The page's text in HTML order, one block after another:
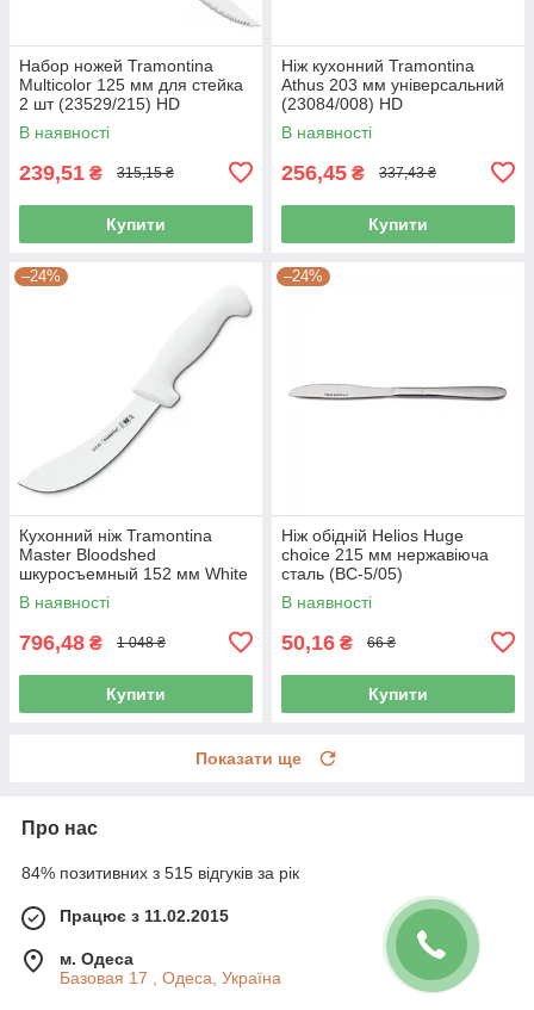
Набор ножей Tramontina
Multicolor 125 мм для стейка
2 шт (23529/215) HD
В наявності
239,51 ₴ 315,15 ₴
Купити
Ніж кухонний Tramontina
Athus 203 мм універсальний
(23084/008) HD
В наявності
256,45 ₴ 337,43 ₴
Купити
–24%
Кухонний ніж Tramontina
Master Bloodshed
шкуросъемный 152 мм White
(24606/086) HD
В наявності
796,48 ₴ 1 048 ₴
Купити
–24%
Ніж обідній Helios Huge
choice 215 мм нержавіюча
сталь (BC-5/05)
В наявності
50,16 ₴ 66 ₴
Купити
Показати ще
Про нас
84% позитивних з 515 відгуків за рік
Працює з 11.02.2015
м. Одеса
Базовая 17 , Одеса, Україна